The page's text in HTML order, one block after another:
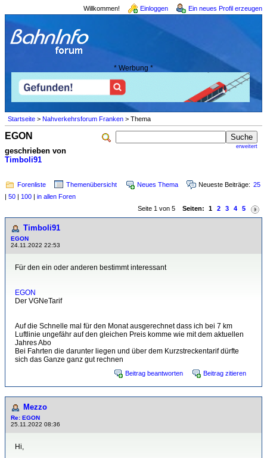
Willkommen! Einloggen Ein neues Profil erzeugen
* Werbung *
Startseite > Nahverkehrsforum Franken > Thema
erweitert
EGON
geschrieben von
Timboli91
Forenliste Themenübersicht Neues Thema Neueste Beiträge: 25
| 50 | 100 | in allen Foren
Seite 1 von 5 Seiten: 1 2 3 4 5
Timboli91
EGON
24.11.2022 22:53
Für den ein oder anderen bestimmt interessant
EGON
Der VGNeTarif
Auf die Schnelle mal für den Monat ausgerechnet dass ich bei 7 km
Luftlinie ungefähr auf den gleichen Preis komme wie mit dem aktuellen
Jahres Abo
Bei Fahrten die darunter liegen und über dem Kurzstreckentarif dürfte
sich das Ganze ganz gut rechnen
Beitrag beantworten Beitrag zitieren
Mezzo
Re: EGON
25.11.2022 08:36
Hi,